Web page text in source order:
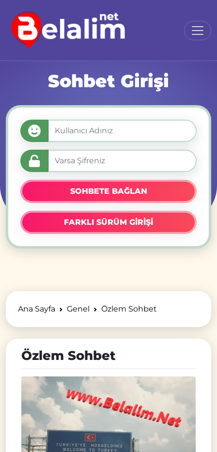
Sohbet Girişi
SOHBETE BAĞLAN
FARKLI SÜRÜM GİRİŞİ
Ana Sayfa Genel Özlem Sohbet
Özlem Sohbet